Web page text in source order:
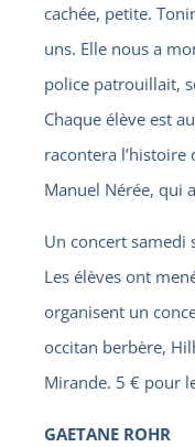
cachée, petite.
uns. Elle nous a
police patrouillait,
Chaque élève est
racontera l’histoire
Manuel Nérée, qui
Un concert samedi
Les élèves ont
organisent un
occitan berbère,
Mirande. 5 € pour
GAETANE ROHR